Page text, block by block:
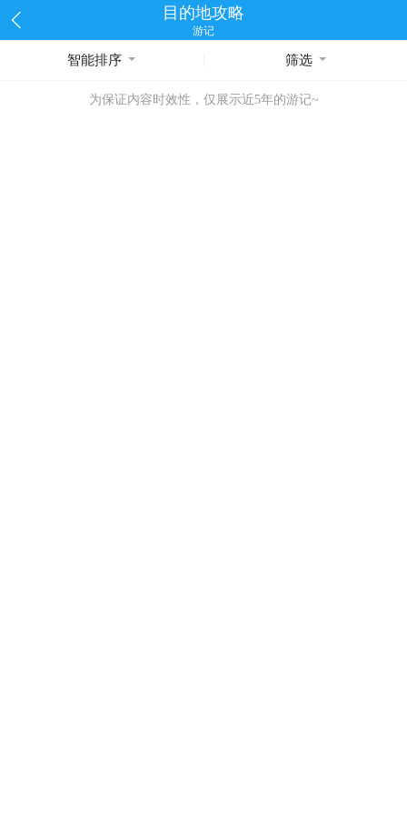
目的地攻略
游记
智能排序 筛选
为保证内容时效性，仅展示近5年的游记~